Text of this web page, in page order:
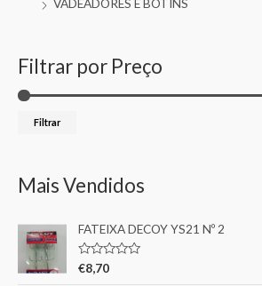
VADEADORES E BOTINS
Filtrar por Preço
Filtrar
Mais Vendidos
FATEIXA DECOY YS21 Nº 2
A
€8,70